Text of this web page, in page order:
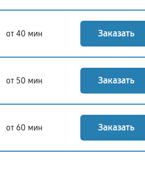
от 40 мин Заказать
от 50 мин Заказать
от 60 мин Заказать